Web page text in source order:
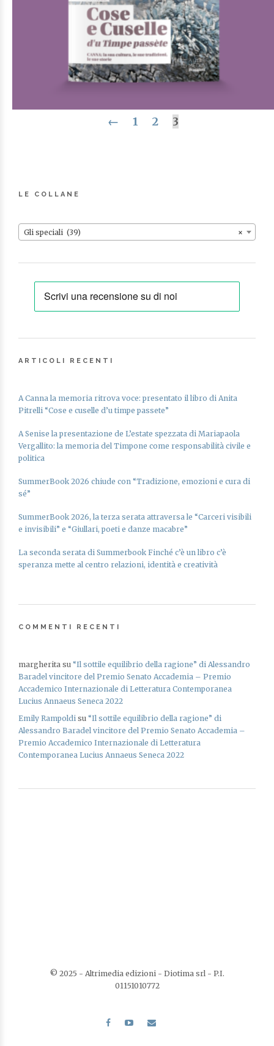
AGGIUNGI ALLA LISTA DEI DESIDERI
← 1 2 3
LE COLLANE
×
Gli speciali (39)
ARTICOLI RECENTI
A Canna la memoria ritrova voce: presentato il libro di Anita
Pitrelli “Cose e cuselle d’u timpe passete”
A Senise la presentazione de L’estate spezzata di Mariapaola
Vergallito: la memoria del Timpone come responsabilità civile e
politica
SummerBook 2026 chiude con “Tradizione, emozioni e cura di
sé”
SummerBook 2026, la terza serata attraversa le “Carceri visibili
e invisibili” e “Giullari, poeti e danze macabre”
La seconda serata di Summerbook Finché c’è un libro c’è
speranza mette al centro relazioni, identità e creatività
COMMENTI RECENTI
margherita su “Il sottile equilibrio della ragione” di Alessandro
Baradel vincitore del Premio Senato Accademia – Premio
Accademico Internazionale di Letteratura Contemporanea
Lucius Annaeus Seneca 2022
Emily Rampoldi su “Il sottile equilibrio della ragione” di
Alessandro Baradel vincitore del Premio Senato Accademia –
Premio Accademico Internazionale di Letteratura
Contemporanea Lucius Annaeus Seneca 2022
© 2025 - Altrimedia edizioni - Diotima srl - P.I.
01151010772